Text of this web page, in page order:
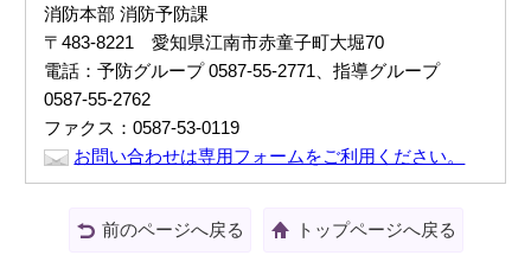
消防本部 消防予防課
〒483-8221 愛知県江南市赤童子町大堀70
電話：予防グループ 0587-55-2771、指導グループ
0587-55-2762
ファクス：0587-53-0119
お問い合わせは専用フォームをご利用ください。
前のページへ戻る トップページへ戻る